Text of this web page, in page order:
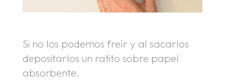
Si no los podemos freír y al sacarlos
depositarlos un ratito sobre papel
absorbente.